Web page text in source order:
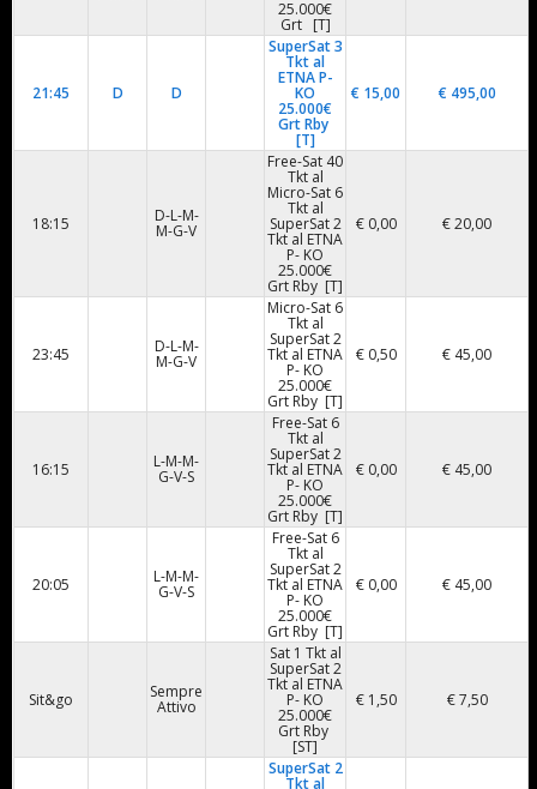
25.000€
Grt [T]
21:45 D D
SuperSat 3
Tkt al
ETNA P-
KO
25.000€
Grt Rby
[T]
€ 15,00 € 495,00
18:15 D-L-M-
M-G-V
Free-Sat 40
Tkt al
Micro-Sat 6
Tkt al
SuperSat 2
Tkt al ETNA
P- KO
25.000€
Grt Rby [T]
€ 0,00 € 20,00
23:45 D-L-M-
M-G-V
Micro-Sat 6
Tkt al
SuperSat 2
Tkt al ETNA
P- KO
25.000€
Grt Rby [T]
€ 0,50 € 45,00
16:15 L-M-M-
G-V-S
Free-Sat 6
Tkt al
SuperSat 2
Tkt al ETNA
P- KO
25.000€
Grt Rby [T]
€ 0,00 € 45,00
20:05 L-M-M-
G-V-S
Free-Sat 6
Tkt al
SuperSat 2
Tkt al ETNA
P- KO
25.000€
Grt Rby [T]
€ 0,00 € 45,00
Sit&go Sempre
Attivo
Sat 1 Tkt al
SuperSat 2
Tkt al ETNA
P- KO
25.000€
Grt Rby
[ST]
€ 1,50 € 7,50
SuperSat 2
Tkt al